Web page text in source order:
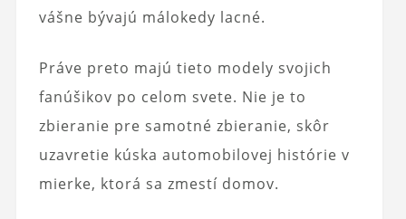
vášne bývajú málokedy lacné.
Práve preto majú tieto modely svojich
fanúšikov po celom svete. Nie je to
zbieranie pre samotné zbieranie, skôr
uzavretie kúska automobilovej histórie v
mierke, ktorá sa zmestí domov.